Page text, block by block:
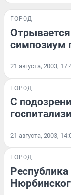
ГОРОД
симпозиум
21 августа, 2003,
ГОРОД
С
21 августа, 2003,
ГОРОД
Республика